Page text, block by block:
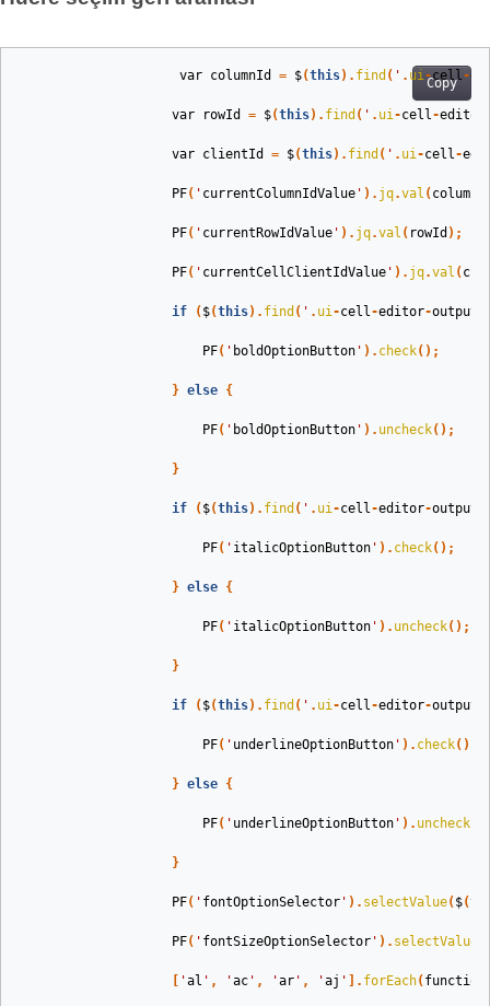
Copy
var columnId = $(this). find ( ' . ui-cell-
var rowId = $(this). find ( ' . ui-cell-editor
var clientId = $(this). find ( ' . ui-cell-
PF( ' currentColumnIdValue ' ). jq.val (
PF( ' currentRowIdValue ' ). jq.val ( rowId );
PF( ' currentCellClientIdValue ' ). jq.val (
if ( $(this). find ( ' . ui-cell-editor-output
PF( ' boldOptionButton ' ). check();
} else {
PF( ' boldOptionButton ' ). uncheck();
}
if ( $(this). find ( ' . ui-cell-editor-output
PF( ' italicOptionButton ' ). check();
} else {
PF( ' italicOptionButton ' ). uncheck();
}
if ( $(this). find ( ' . ui-cell-editor-output
PF( ' underlineOptionButton ' ). check();
} else {
PF( ' underlineOptionButton ' ). uncheck
}
PF( ' fontOptionSelector ' ). selectValue( $(
PF( ' fontSizeOptionSelector ' ). selectValue
'al ' , 'ac ' , 'ar ' , 'aj ' ]. forEach( function